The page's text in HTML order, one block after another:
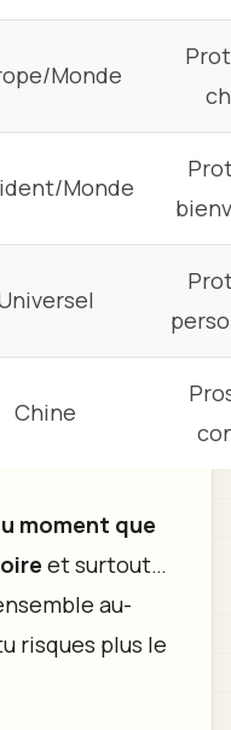
Monde
Monde
Chine
moment que
et surtout…
au-
risques plus le